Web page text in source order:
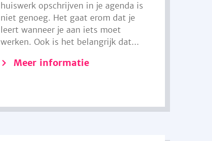
huiswerk opschrijven in je agenda is
niet genoeg. Het gaat erom dat je
leert wanneer je aan iets moet
werken. Ook is het belangrijk dat...
Meer informatie